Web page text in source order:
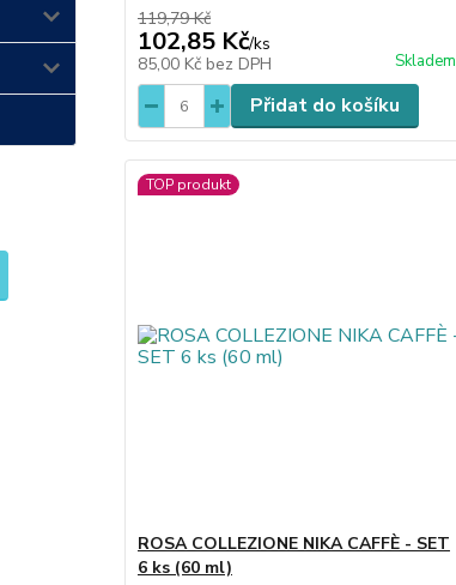
119,79 Kč
102,85 Kč/ks
85,00 Kč bez DPH Skladem
Přidat do košíku
TOP produkt
ROSA COLLEZIONE NIKA CAFFÈ - SET
6 ks (60 ml)